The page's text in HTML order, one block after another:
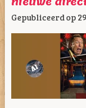
Gepubliceerd op